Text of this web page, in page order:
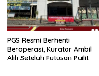
PGS Resmi Berhenti
Beroperasi, Kurator Ambil
Alih Setelah Putusan Pailit